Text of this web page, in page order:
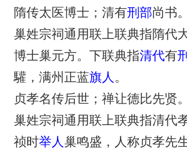
隋传太医博士；清有刑部尚书
巢姓宗祠通用联上联典指隋代
博士巢元方。下联典指清代有
驩，满州正蓝旗人 。
贞孝名传后世；禅让德比先
巢姓宗祠通用联上联典指清代
祯时举人巢鸣盛，人称贞孝先